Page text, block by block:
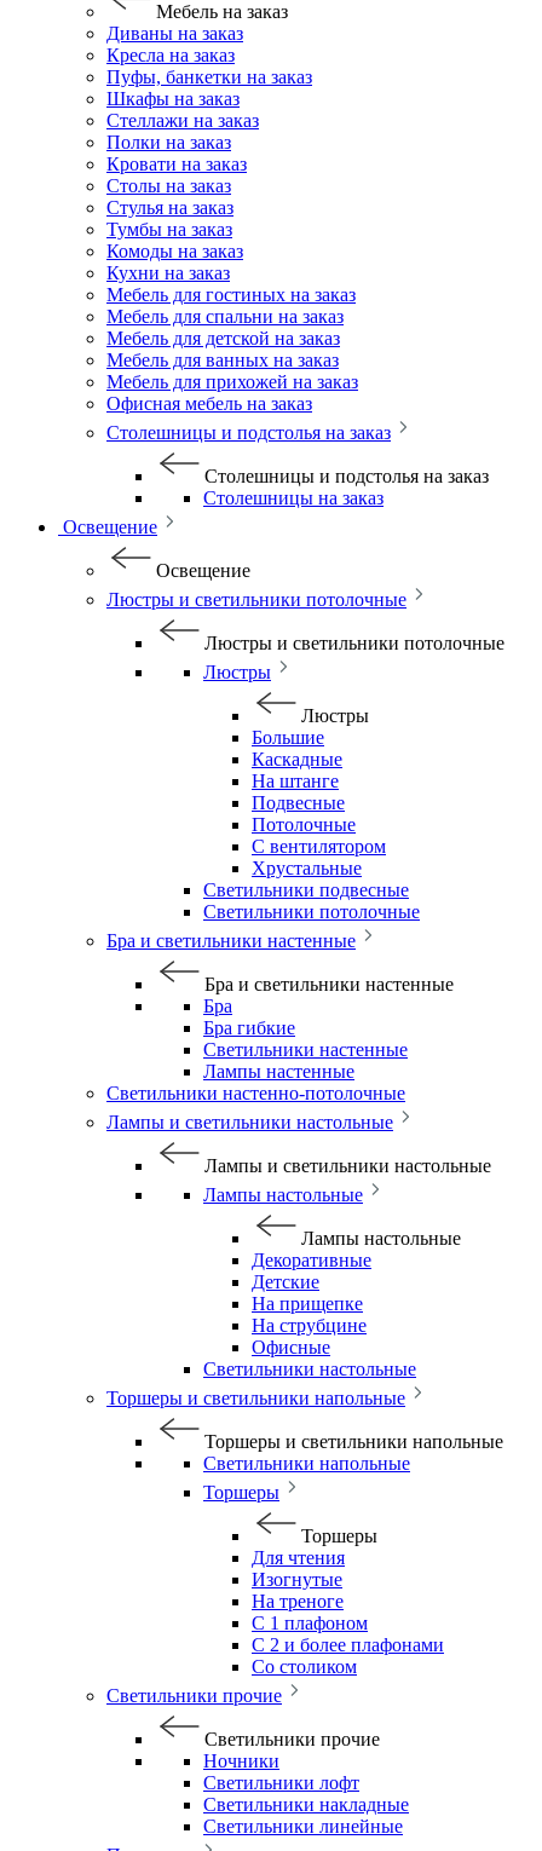
Мебель на заказ
Диваны на заказ
Кресла на заказ
Пуфы, банкетки на заказ
Шкафы на заказ
Стеллажи на заказ
Полки на заказ
Кровати на заказ
Столы на заказ
Стулья на заказ
Тумбы на заказ
Комоды на заказ
Кухни на заказ
Мебель для гостиных на заказ
Мебель для спальни на заказ
Мебель для детской на заказ
Мебель для ванных на заказ
Мебель для прихожей на заказ
Офисная мебель на заказ
Столешницы и подстолья на заказ
Столешницы и подстолья на заказ
Столешницы на заказ
Освещение
Освещение
Люстры и светильники потолочные
Люстры и светильники потолочные
Люстры
Люстры
Большие
Каскадные
На штанге
Подвесные
Потолочные
С вентилятором
Хрустальные
Светильники подвесные
Светильники потолочные
Бра и светильники настенные
Бра и светильники настенные
Бра
Бра гибкие
Светильники настенные
Лампы настенные
Светильники настенно-потолочные
Лампы и светильники настольные
Лампы и светильники настольные
Лампы настольные
Лампы настольные
Декоративные
Детские
На прищепке
На струбцине
Офисные
Светильники настольные
Торшеры и светильники напольные
Торшеры и светильники напольные
Светильники напольные
Торшеры
Торшеры
Для чтения
Изогнутые
На треноге
С 1 плафоном
С 2 и более плафонами
Со столиком
Светильники прочие
Светильники прочие
Ночники
Светильники лофт
Светильники накладные
Светильники линейные